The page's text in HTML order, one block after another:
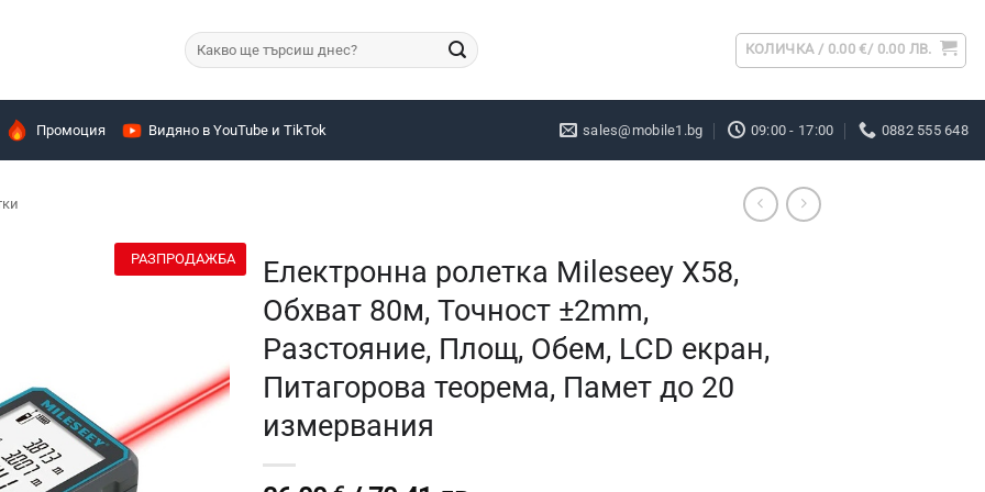
Търсене
за:
КОЛИЧКА / 0.00€/ 0.00 ЛВ.
Промоция Видяно в YouTube и TikTok sales@mobile1.bg 09:00 - 17:00 0882 555 648
РАЗПРОДАЖБА
Електронна ролетка Mileseey X58,
Обхват 80м, Точност ±2mm,
Разстояние, Площ, Обем, LCD екран,
Питагорова теорема, Памет до 20
измервания